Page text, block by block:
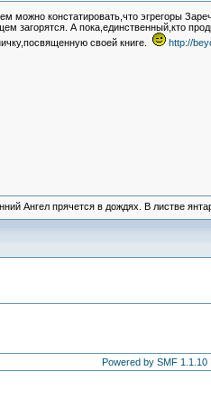
можно констатировать,что эгрегоры
загорятся. А пока,единственный,кто
своей книге.
http://
Ангел прячется в дождях. В листве
Powered by SMF 1.1.10